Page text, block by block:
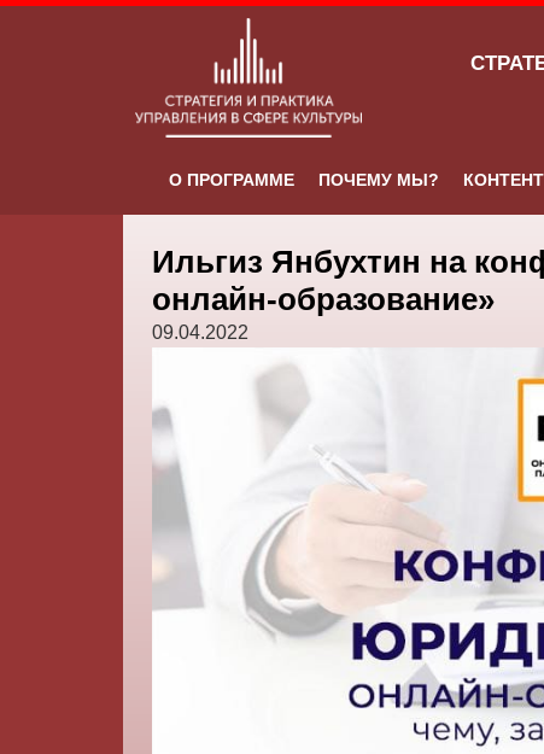
О ПРОГРАММЕ ПОЧЕМУ МЫ? КОНТЕНТ
Ильгиз Янбухтин на
онлайн-образование»
09.04.2022